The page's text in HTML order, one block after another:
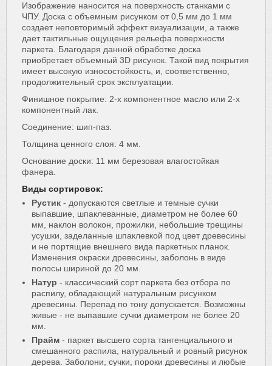
Изображение наносится на поверхность станками с
ЧПУ. Доска с объемным рисунком от 0,5 мм до 1 мм
создает неповторимый эффект визуализации, а также
дает тактильные ощущения рельефа поверхности
паркета. Благодаря данной обработке доска
приобретает объемный 3D рисунок. Такой вид покрытия
имеет высокую износостойкость, и, соответственно,
продолжительный срок эксплуатации.
Финишное покрытие: 2-х компонентное масло или 2-х
компонентный лак.
Соединение: шип-паз.
Толщина ценного слоя: 4 мм.
Основание доски: 11 мм березовая влагостойкая
фанера.
Виды сортировок:
Рустик - допускаются светлые и темные сучки
выпавшие, шпаклеванные, диаметром не более 60
мм, наклон волокон, прожилки, небольшие трещины
усушки, заделанные шпаклевкой под цвет древесины
и не портящие внешнего вида паркетных планок.
Изменения окраски древесины, заболонь в виде
полосы шириной до 20 мм.
Натур - классический сорт паркета без отбора по
распилу, обладающий натуральным рисунком
древесины. Перепад по тону допускается. Возможны
живые - не выпавшие сучки диаметром не более 20
мм.
Прайм - паркет высшего сорта тангенциального и
смешанного распила, натуральный и ровный рисунок
дерева. Заболони, сучки, пороки древесины и любые